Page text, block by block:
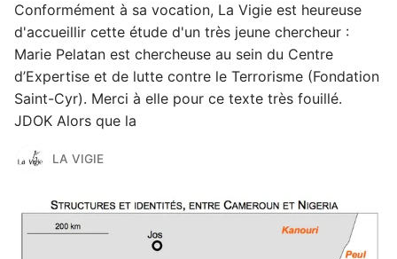
Conformément à sa vocation, La Vigie est heureuse
d'accueillir cette étude d'un très jeune chercheur :
Marie Pelatan est chercheuse au sein du Centre
d’Expertise et de lutte contre le Terrorisme (Fondation
Saint-Cyr). Merci à elle pour ce texte très fouillé.
JDOK Alors que la
LA VIGIE